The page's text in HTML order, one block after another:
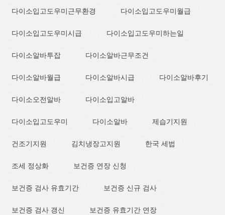
다이소입고도우미근무환경 다이소입고도우미월급
다이소입고도우미시급 다이소입고도우미하는일
다이소알바투잡 다이소알바근무조건
다이소알바월급 다이소알바시급 다이소알바후기
다이소오전알바 다이소입고알바
다이소입고도우미 다이소알바 제습기지원
건조기지원 김치냉장고지원 한국 세법
조세 정상화 보건증 연장 신청
보건증 검사 유효기간 보건증 신규 검사
보건증 검사 갱신 보건증 유효기간 연장